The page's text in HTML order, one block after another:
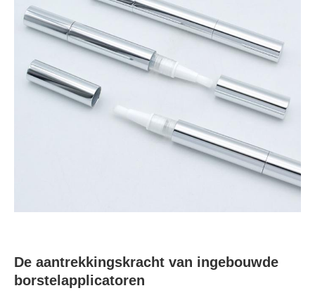
De aantrekkingskracht van ingebouwde
borstelapplicatoren